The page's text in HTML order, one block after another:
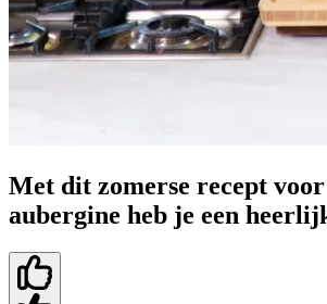
Met dit zomerse recept
aubergine heb je een